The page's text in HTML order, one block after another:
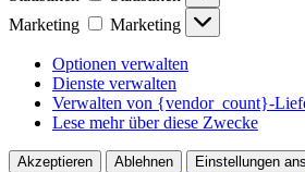
Marketing
Marketing
Optionen verwalten
Dienste verwalten
Verwalten von {vendor_count}-
Lese mehr über diese Zwecke
Akzeptieren Ablehnen
Einstellungen